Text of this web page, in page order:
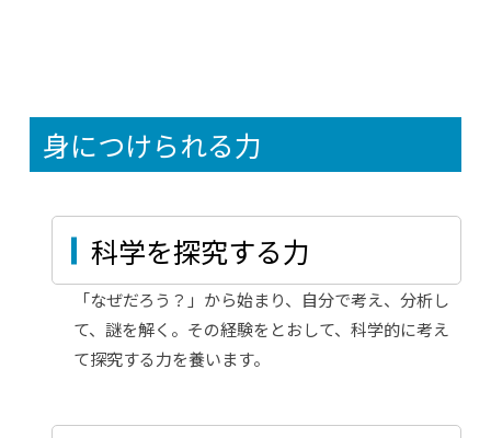
身につけられる力
科学を探究する力
「なぜだろう？」から始まり、自分で考え、分析し
て、謎を解く。その経験をとおして、科学的に考え
て探究する力を養います。